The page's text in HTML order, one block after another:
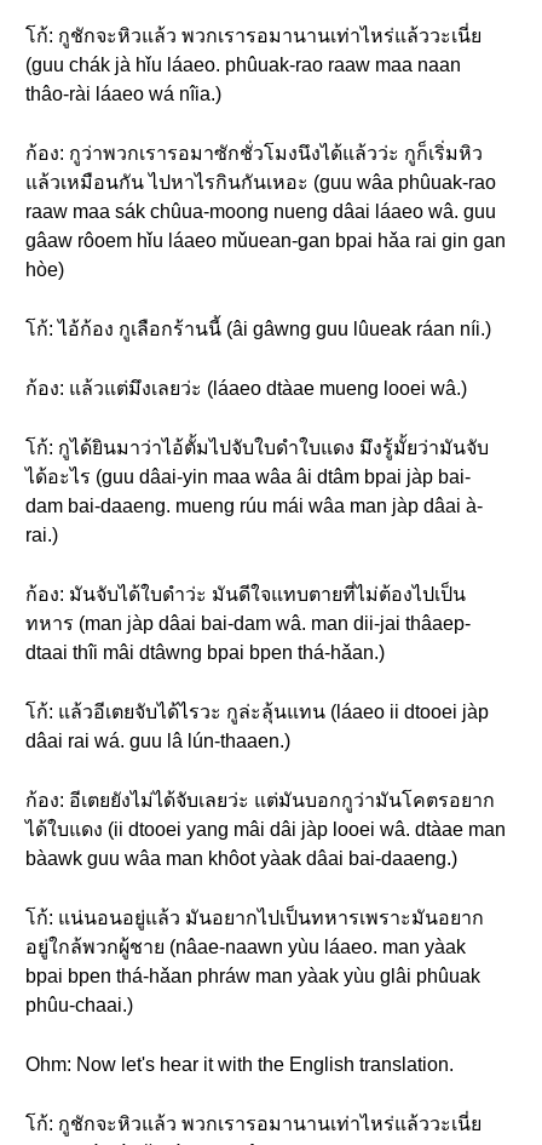
โก้: กูชักจะหิวแล้ว พวกเรารอมานานเท่าไหร่แล้ววะเนี่ย
(guu chák jà hǐu láaeo. phûuak-rao raaw maa naan
thâo-rài láaeo wá nîia.)
ก้อง: กูว่าพวกเรารอมาซักชั่วโมงนึงได้แล้วว่ะ กูก็เริ่มหิว
แล้วเหมือนกัน ไปหาไรกินกันเหอะ (guu wâa phûuak-rao
raaw maa sák chûua-moong nueng dâai láaeo wâ. guu
gâaw rôoem hǐu láaeo mǔuean-gan bpai hǎa rai gin gan
hòe)
โก้: ไอ้ก้อง กูเลือกร้านนี้ (âi gâwng guu lûueak ráan níi.)
ก้อง: แล้วแต่มึงเลยว่ะ (láaeo dtàae mueng looei wâ.)
โก้: กูได้ยินมาว่าไอ้ตั้มไปจับใบดำใบแดง มึงรู้มั้ยว่ามันจับ
ได้อะไร (guu dâai-yin maa wâa âi dtâm bpai jàp bai-
dam bai-daaeng. mueng rúu mái wâa man jàp dâai à-
rai.)
ก้อง: มันจับได้ใบดำว่ะ มันดีใจแทบตายที่ไม่ต้องไปเป็น
ทหาร (man jàp dâai bai-dam wâ. man dii-jai thâaep-
dtaai thîi mâi dtâwng bpai bpen thá-hǎan.)
โก้: แล้วอีเตยจับได้ไรวะ กูล่ะลุ้นแทน (láaeo ii dtooei jàp
dâai rai wá. guu lâ lún-thaaen.)
ก้อง: อีเตยยังไม่ได้จับเลยว่ะ แต่มันบอกกูว่ามันโคตรอยาก
ได้ใบแดง (ii dtooei yang mâi dâi jàp looei wâ. dtàae man
bàawk guu wâa man khôot yàak dâai bai-daaeng.)
โก้: แน่นอนอยู่แล้ว มันอยากไปเป็นทหารเพราะมันอยาก
อยู่ใกล้พวกผู้ชาย (nâae-naawn yùu láaeo. man yàak
bpai bpen thá-hǎan phráw man yàak yùu glâi phûuak
phûu-chaai.)
Ohm: Now let's hear it with the English translation.
โก้: กูชักจะหิวแล้ว พวกเรารอมานานเท่าไหร่แล้ววะเนี่ย